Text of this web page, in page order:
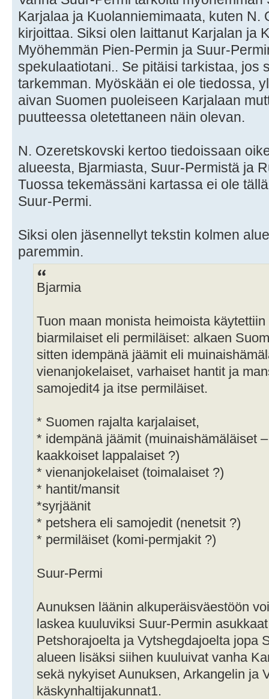
Karjalaa ja Kuolanniemimaata, kuten N.
kirjoittaa. Siksi olen laittanut Karjalan ja
Myöhemmän Pien-Permin ja Suur-
spekulaatiotani.. Se pitäisi tarkistaa, jos
tarkemman. Myöskään ei ole tiedossa,
aivan Suomen puoleiseen Karjalaan
puutteessa oletettaneen näin olevan.
N. Ozeretskovski kertoo tiedoissaan
alueesta, Bjarmiasta, Suur-Permistä ja
Tuossa tekemässäni kartassa ei ole
Suur-Permi.
Siksi olen jäsennellyt tekstin kolmen
paremmin.
Bjarmia
Tuon maan monista heimoista
biarmilaiset eli permiläiset: alkaen
sitten idempänä jäämit eli
vienanjokelaiset, varhaiset hantit ja
samojedit4 ja itse permiläiset.
* Suomen rajalta karjalaiset,
* idempänä jäämit (muinaishämäläiset
kaakkoiset lappalaiset ?)
* vienanjokelaiset (toimalaiset ?)
* hantit/mansit
*syrjäänit
* petshera eli samojedit (nenetsit ?)
* permiläiset (komi-permjakit ?)
Suur-Permi
Aunuksen läänin alkuperäisväestöön
laskea kuuluviksi Suur-Permin
Petshorajoelta ja Vytshegdajoelta jopa
alueen lisäksi siihen kuuluivat vanha
sekä nykyiset Aunuksen, Arkangelin ja
käskynhaltijakunnat1.